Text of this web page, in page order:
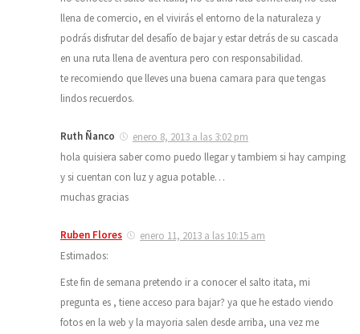
llena de comercio, en el vivirás el entorno de la naturaleza y
podrás disfrutar del desafío de bajar y estar detrás de su cascada
en una ruta llena de aventura pero con responsabilidad.
te recomiendo que lleves una buena camara para que tengas
lindos recuerdos.
Ruth Ñanco
enero 8, 2013 a las 3:02 pm
hola quisiera saber como puedo llegar y tambiem si hay camping
y si cuentan con luz y agua potable…
muchas gracias
Ruben Flores
enero 11, 2013 a las 10:15 am
Estimados:
Este fin de semana pretendo ir a conocer el salto itata, mi
pregunta es , tiene acceso para bajar? ya que he estado viendo
fotos en la web y la mayoria salen desde arriba, una vez me